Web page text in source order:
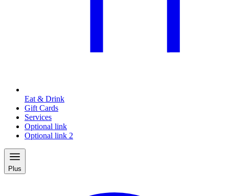
Eat & Drink
Gift Cards
Services
Optional link
Optional link 2
Plus